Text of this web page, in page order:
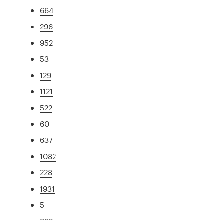
664
296
952
53
129
1121
522
60
637
1082
228
1931
5